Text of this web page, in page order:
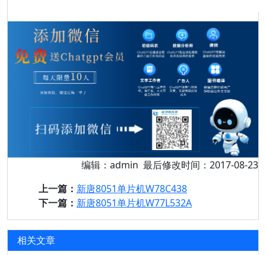
编辑：admin 最后修改时间：2017-08-23
上一篇： 新唐8051单片机W78C438
下一篇： 新唐8051单片机W77L532A
相关文章